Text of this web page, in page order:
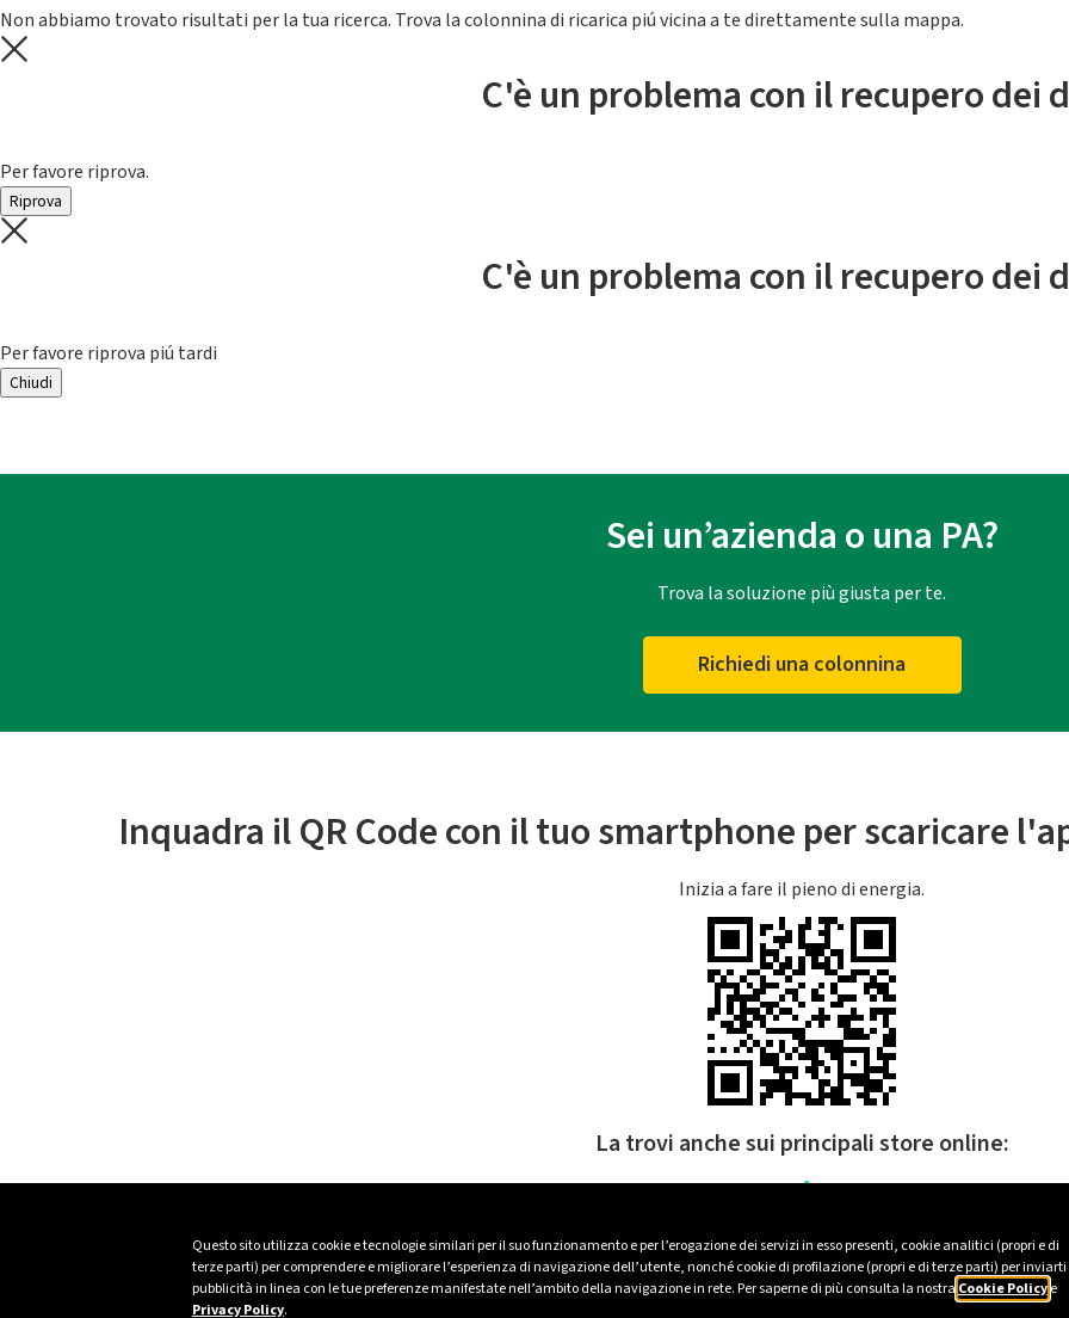
Questo sito utilizza cookie e tecnologie similari per il suo funzionamento e per l’erogazione dei servizi in esso presenti, cookie analitici (propri e di
terze parti) per comprendere e migliorare l’esperienza di navigazione dell’utente, nonché cookie di profilazione (propri e di terze parti) per inviarti
pubblicità in linea con le tue preferenze manifestate nell’ambito della navigazione in rete. Per saperne di più consulta la nostra Cookie Policye
Privacy Policy.
Non abbiamo trovato risultati per la tua ricerca. Trova la colonnina di ricarica piú vicina a te direttamente sulla mappa.
C'è un problema con il recupero dei
Per favore riprova.
Riprova
C'è un problema con il recupero dei
Per favore riprova piú tardi
Chiudi
Sei un’azienda o una PA?
Trova la soluzione più giusta per te.
Richiedi una colonnina
Inquadra il QR Code con il tuo smartphone per scaricare
Inizia a fare il pieno di energia.
La trovi anche sui principali store online: